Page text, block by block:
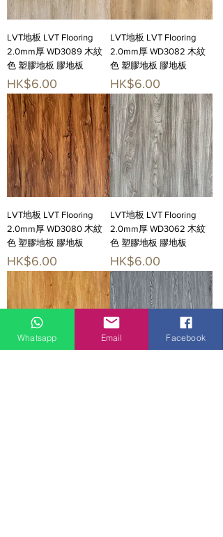
LVT地板 LVT Flooring
2.0mm厚 WD3089 木紋
色 塑膠地板 膠地板
價格
HK$6.00
LVT地板 LVT Flooring
2.0mm厚 WD3082 木紋
色 塑膠地板 膠地板
價格
HK$6.00
LVT地板 LVT Flooring
2.0mm厚 WD3080 木紋
色 塑膠地板 膠地板
價格
HK$6.00
LVT地板 LVT Flooring
2.0mm厚 WD3062 木紋
色 塑膠地板 膠地板
價格
HK$6.00
Whatsapp Email Facebook